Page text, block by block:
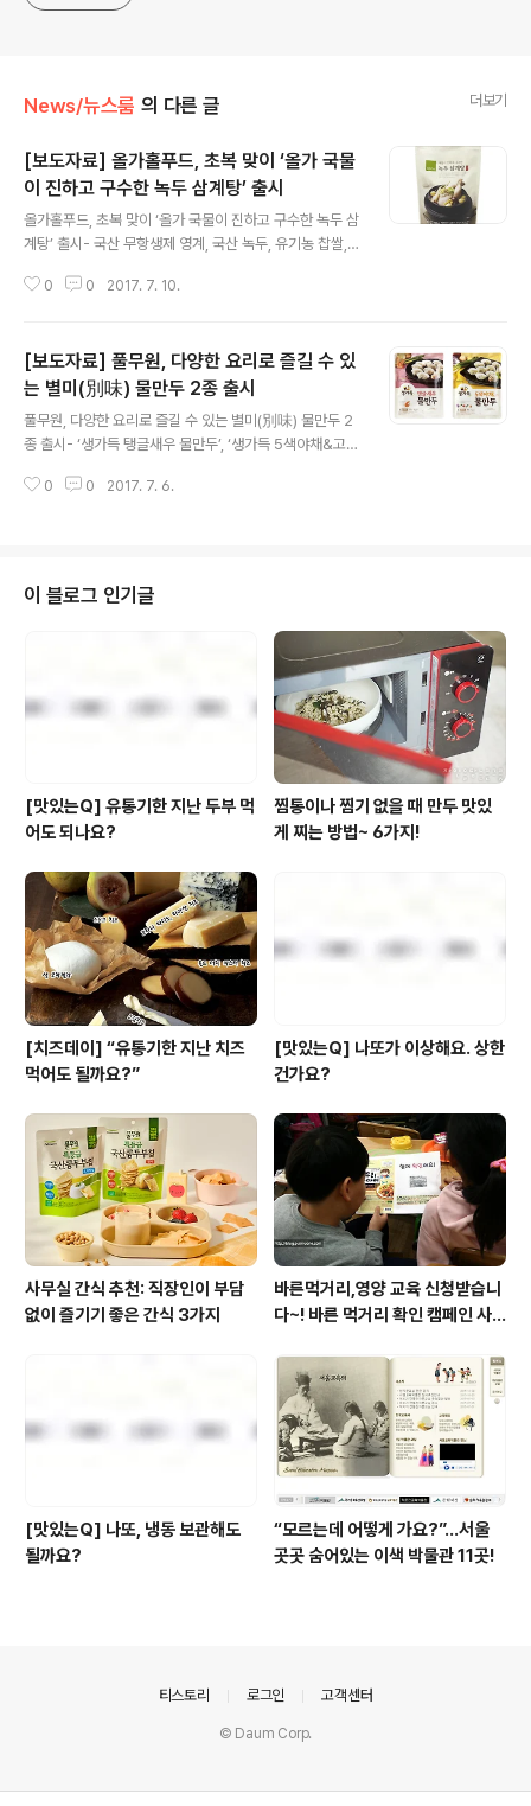
News/뉴스룸 의 다른 글 더보기
[보도자료] 올가홀푸드, 초복 맞이 ‘올가 국물
이 진하고 구수한 녹두 삼계탕’ 출시
올가홀푸드, 초복 맞이 ‘올가 국물이 진하고 구수한 녹두 삼
계탕’ 출시- 국산 무항생제 영계, 국산 녹두, 유기농 찹쌀,
만들어 담백하고 쫄깃쫄깃한 육질 풀무원 계열의 LOHAS
삼계탕’을 출시했다고 10일 밝혔다. ‘올가 국물이 진하고
구수한 녹두 삼계탕(900g/14,800원)’은 국산 무항생제
영계에 국산 녹두와 유기농 찹쌀로 속을 꽉 채운 보양식이
다. 여기에 국내산 수삼과 대추, 황기, 당귀, 밤, 은행 등 몸
에 좋은 한방재료를 더해 영양 밸런스를 강화했다. 신제품
은 무항생제 영계를 통째로 넣어 전통 홈메이드 방식으로..
0 0 2017. 7. 10.
[보도자료] 풀무원, 다양한 요리로 즐길 수 있
는 별미(別味) 물만두 2종 출시
풀무원, 다양한 요리로 즐길 수 있는 별미(別味) 물만두 2
종 출시- ‘생가득 탱글새우 물만두’, ‘생가득 5색야채&고기
들 간식 등 다양한 요리 만들 수 있어 - 얇게 빚어낸 만두피
만두 ‘생가득 탱글새우 물만두(270g*2/7,980원)’와 ‘생
가득 5색야채&고기물만두(300g*2/7,980원)’ 2종을 출
시했다고 6일 밝혔다. 이번에 출시한 별미 물만두 제품은
만두피를 찹쌀가루와 1등급 강력분 밀가루를 최적의 비율
로 배합해 만들어 부드러우면서도 쫄깃한 식감..
0 0 2017. 7. 6.
이 블로그 인기글
[맛있는Q] 유통기한 지난 두부 먹
어도 되나요?
찜통이나 찜기 없을 때 만두 맛있
게 찌는 방법~ 6가지!
[치즈데이] “유통기한 지난 치즈
먹어도 될까요?”
[맛있는Q] 나또가 이상해요. 상한
건가요?
사무실 간식 추천: 직장인이 부담
없이 즐기기 좋은 간식 3가지
바른먹거리,영양 교육 신청받습니
다~! 바른 먹거리 확인 캠페인 사
[맛있는Q] 나또, 냉동 보관해도
될까요?
“모르는데 어떻게 가요?”...서울
곳곳 숨어있는 이색 박물관 11곳!
티스토리 로그인 고객센터
© Daum Corp.